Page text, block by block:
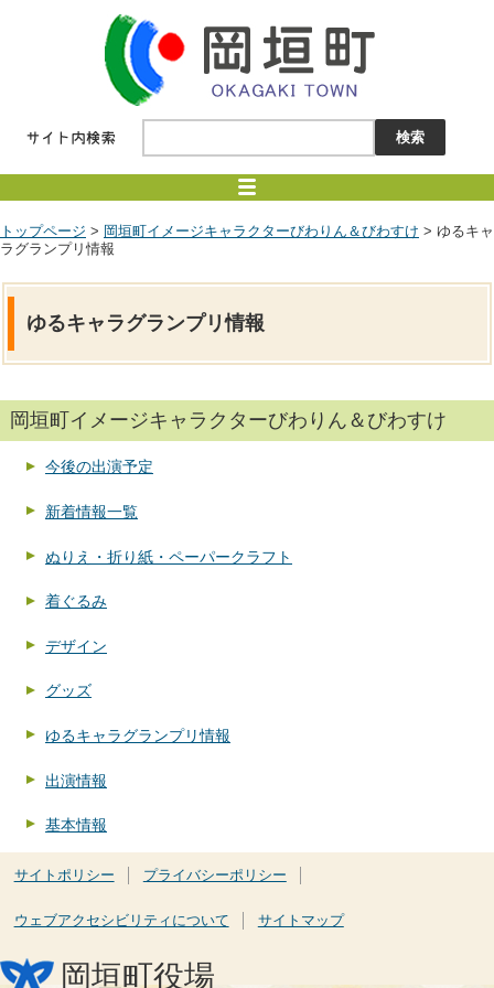
トップページ > 岡垣町イメージキャラクターびわりん＆びわすけ > ゆるキャ
ラグランプリ情報
ゆるキャラグランプリ情報
岡垣町イメージキャラクターびわりん＆びわすけ
今後の出演予定
新着情報一覧
ぬりえ・折り紙・ペーパークラフト
着ぐるみ
デザイン
グッズ
ゆるキャラグランプリ情報
出演情報
基本情報
サイトポリシー プライバシーポリシー
ウェブアクセシビリティについて サイトマップ
岡垣町役場